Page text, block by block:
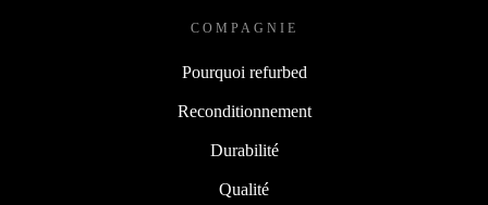
COMPAGNIE
Pourquoi refurbed
Reconditionnement
Durabilité
Qualité